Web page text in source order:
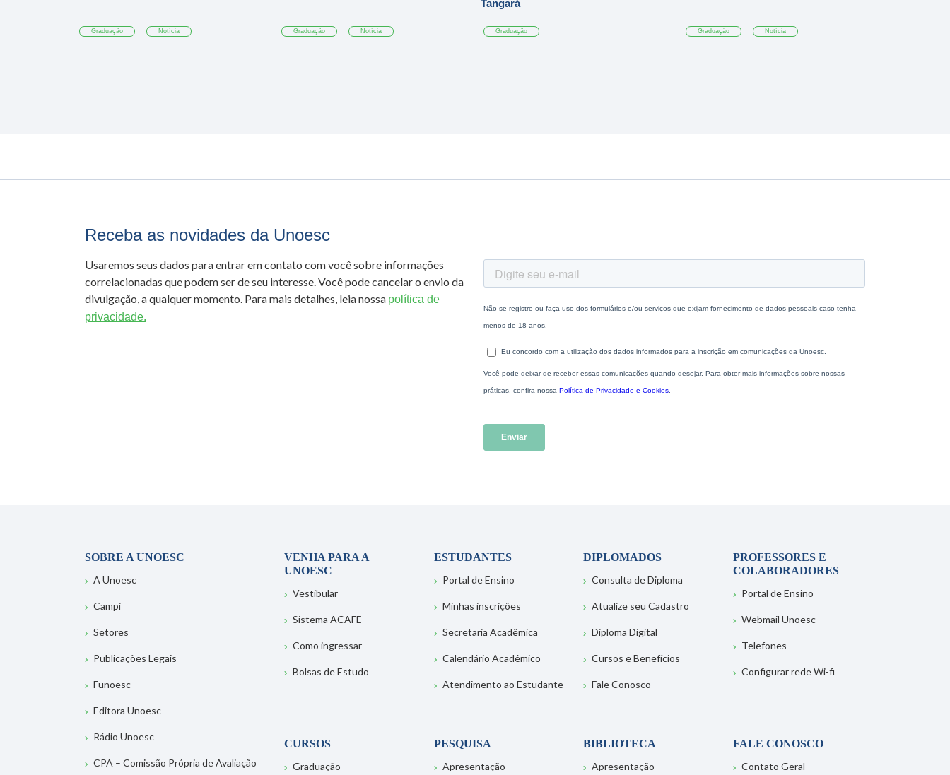
Graduação Notícia Graduação Notícia
Tangará
Graduação Graduação Notícia
Receba as novidades da Unoesc
Usaremos seus dados para entrar em contato com você sobre informações
correlacionadas que podem ser de seu interesse. Você pode cancelar o envio da
divulgação, a qualquer momento. Para mais detalhes, leia nossa política de
privacidade.
SOBRE A UNOESC
A Unoesc
Campi
Setores
Publicações Legais
Funoesc
Editora Unoesc
Rádio Unoesc
CPA – Comissão Própria de Avaliação
VENHA PARA A
UNOESC
Vestibular
Sistema ACAFE
Como ingressar
Bolsas de Estudo
ESTUDANTES
Portal de Ensino
Minhas inscrições
Secretaria Acadêmica
Calendário Acadêmico
Atendimento ao Estudante
DIPLOMADOS
Consulta de Diploma
Atualize seu Cadastro
Diploma Digital
Cursos e Benefícios
Fale Conosco
PROFESSORES E
COLABORADORES
Portal de Ensino
Webmail Unoesc
Telefones
Configurar rede Wi-fi
CURSOS
Graduação
PESQUISA
Apresentação
BIBLIOTECA
Apresentação
FALE CONOSCO
Contato Geral